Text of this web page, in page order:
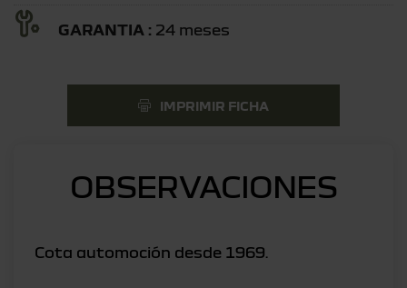
GARANTIA : 24 meses
IMPRIMIR FICHA
OBSERVACIONES
Cota automoción desde 1969.